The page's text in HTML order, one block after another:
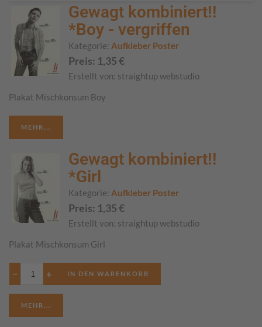
Gewagt kombiniert!!
*Boy - vergriffen
Kategorie: Aufkleber Poster
Preis: 1,35€
Erstellt von: straightup webstudio
Plakat Mischkonsum Boy
MEHR...
Gewagt kombiniert!!
*Girl
Kategorie: Aufkleber Poster
Preis: 1,35€
Erstellt von: straightup webstudio
Plakat Mischkonsum Girl
− +
MEHR...